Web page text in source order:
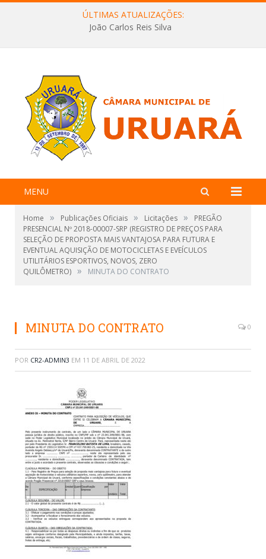
ÚLTIMAS ATUALIZAÇÕES:
João Carlos Reis Silva
MENU
Home » Publicações Oficiais » Licitações »
PREGÃO
PRESENCIAL Nº 2018-00007-SRP (REGISTRO DE PREÇOS PARA
SELEÇÃO DE PROPOSTA MAIS VANTAJOSA PARA FUTURA E
EVENTUAL AQUISIÇÃO DE MOTOCICLETAS E EVEÍCULOS
UTILITÁRIOS ESPORTIVOS, NOVOS, ZERO
QUILÔMETRO) » MINUTA DO CONTRATO
MINUTA DO CONTRATO 0
POR CR2-ADMIN3 EM 11 DE ABRIL DE 2022